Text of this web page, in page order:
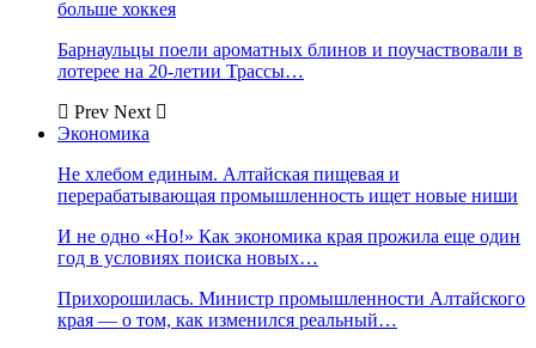
больше хоккея
Барнаульцы поели ароматных блинов и поучаствовали в
лотерее на 20-летии Трассы…
Prev Next
Экономика
Не хлебом единым. Алтайская пищевая и
перерабатывающая промышленность ищет новые ниши
И не одно «Но!» Как экономика края прожила еще один
год в условиях поиска новых…
Прихорошилась. Министр промышленности Алтайского
края — о том, как изменился реальный…